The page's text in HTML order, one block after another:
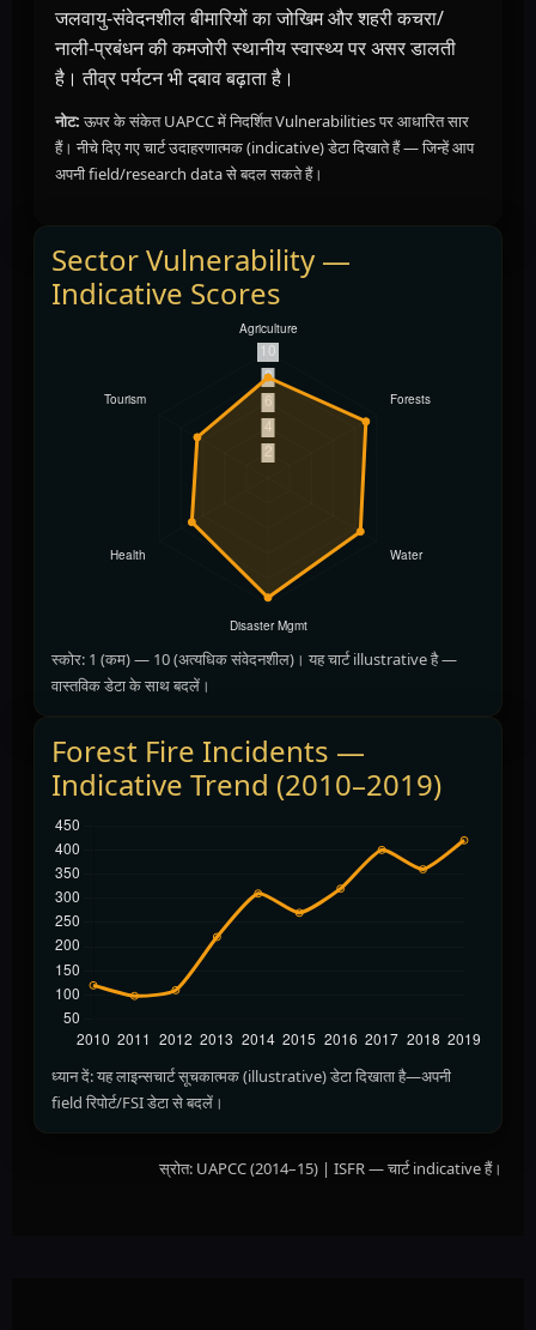
जलवायु-संवेदनशील बीमारियों का जोखिम और शहरी कचरा/
नाली-प्रबंधन की कमजोरी स्थानीय स्वास्थ्य पर असर डालती
है। तीव्र पर्यटन भी दबाव बढ़ाता है।
नोट: ऊपर के संकेत UAPCC में निदर्शित Vulnerabilities पर आधारित सार
हैं। नीचे दिए गए चार्ट उदाहरणात्मक (indicative) डेटा दिखाते हैं — जिन्हें आप
अपनी field/research data से बदल सकते हैं।
Sector Vulnerability —
Indicative Scores
स्कोर: 1 (कम) — 10 (अत्यधिक संवेदनशील)। यह चार्ट illustrative है —
वास्तविक डेटा के साथ बदलें।
Forest Fire Incidents —
Indicative Trend (2010–2019)
ध्यान दें: यह लाइन्सचार्ट सूचकात्मक (illustrative) डेटा दिखाता है—अपनी
field रिपोर्ट/FSI डेटा से बदलें।
स्रोत: UAPCC (2014–15) | ISFR — चार्ट indicative हैं।